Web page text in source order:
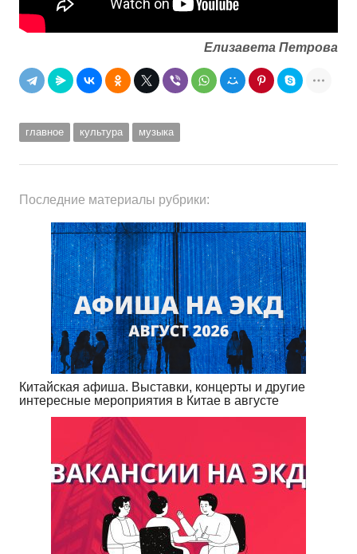
Елизавета Петрова
главное культура музыка
Последние материалы рубрики:
Китайская афиша. Выставки, концерты и другие
интересные мероприятия в Китае в августе